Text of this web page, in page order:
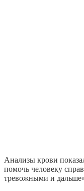
Анализы крови
помочь человеку
тревожными и